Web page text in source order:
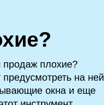
продаж плохие?
на ней
окна и еще